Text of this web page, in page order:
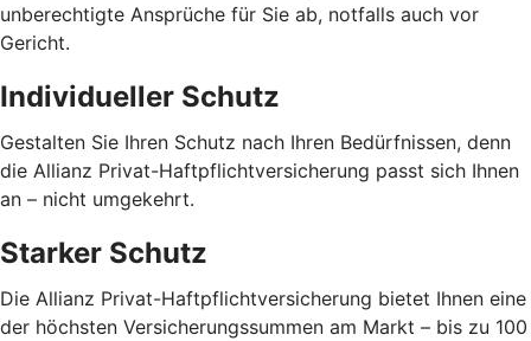
unberechtigte Ansprüche für Sie ab, notfalls auch vor
Gericht.
Individueller Schutz
Gestalten Sie Ihren Schutz nach Ihren Bedürfnissen, denn
die Allianz Privat-Haftpflichtversicherung passt sich Ihnen
an – nicht umgekehrt.
Starker Schutz
Die Allianz Privat-Haftpflichtversicherung bietet Ihnen eine
der höchsten Versicherungssummen am Markt – bis zu 100